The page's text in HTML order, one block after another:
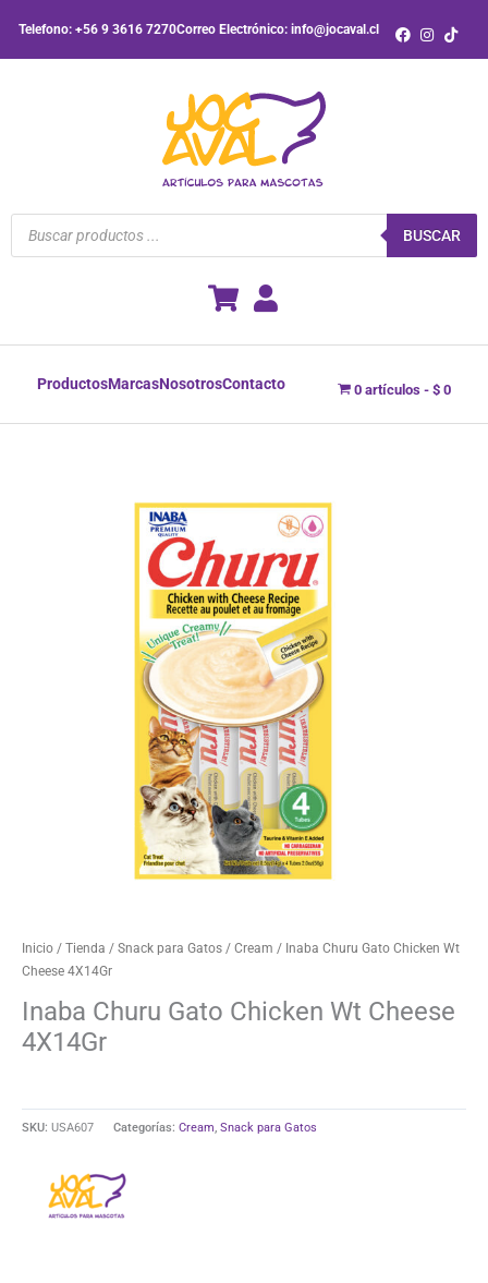
contenido
Telefono: +56 9 3616 7270Correo Electrónico: info@jocaval.cl
Búsqueda
productos
BUSCAR
ProductosMarcasNosotrosContacto 0 artículos $ 0
Inicio / Tienda / Snack para Gatos / Cream / Inaba Churu Gato Chicken Wt
Cheese 4X14Gr
Inaba Churu Gato Chicken Wt Cheese
4X14Gr
SKU: USA607 Categorías: Cream, Snack para Gatos